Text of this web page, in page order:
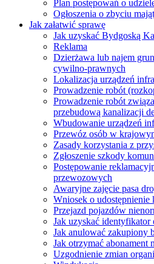
Plan postępowań o
Ogłoszenia o zbyciu
Jak załatwić sprawę
Jak uzyskać Bydgoską
Reklama
Dzierżawa lub najem
cywilno-prawnych
Lokalizacja urządzeń
Prowadzenie robót
Prowadzenie robót
przebudową kanalizacji
Wbudowanie urządzeń
Przewóz osób w
Zasady korzystania z
Zgłoszenie szkody
Postępowanie
przewozowych
Awaryjne zajęcie pasa
Wniosek o udostępnienie
Przejazd pojazdów
Jak uzyskać identyfikator
Jak anulować zakupiony
Jak otrzymać abonament
Uzgodnienie zmian